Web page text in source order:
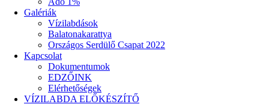
Galériák
Vízilabdások
Balatonakarattya
Országos Serdülő Csapat 2022
Kapcsolat
Dokumentumok
EDZŐINK
Elérhetőségek
VÍZILABDA ELŐKÉSZÍTŐ